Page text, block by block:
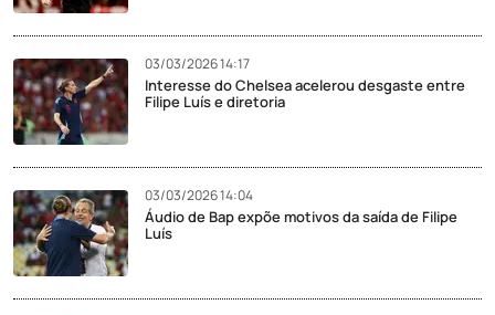
03/03/2026 14:17
Interesse do Chelsea acelerou desgaste entre
Filipe Luís e diretoria
03/03/2026 14:04
Áudio de Bap expõe motivos da saída de Filipe
Luís